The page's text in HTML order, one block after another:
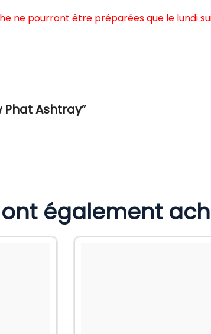
ne pourront être préparées que le lundi
Phat Ashtray”
ont également